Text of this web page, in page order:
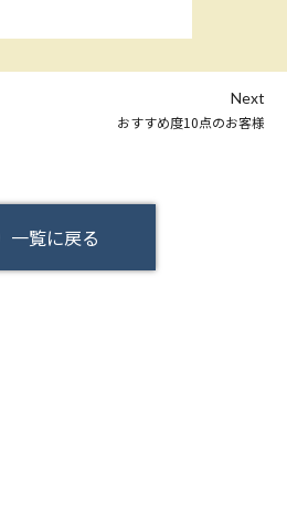
一覧に戻る
Next
おすすめ度10点のお客様